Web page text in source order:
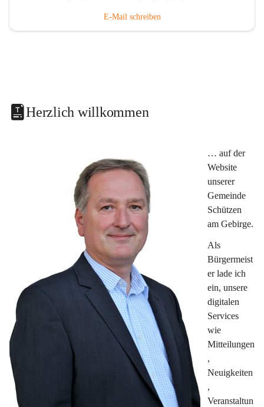
E-Mail schreiben
Herzlich willkommen
… auf der
Website
unserer
Gemeinde
Schützen
am Gebirge.
Als
Bürgermeist
er lade ich
ein, unsere
digitalen
Services
wie
Mitteilungen
,
Neuigkeiten
,
Veranstaltun